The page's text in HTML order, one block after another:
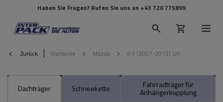
Haben Sie Fragen? Rufen Sie uns an +43 720 775899
Zurück Startseite Mazda 6 II (2007-2012) GH
Dachträger Schneekette Fahrradträger für
Anhängerkupplung